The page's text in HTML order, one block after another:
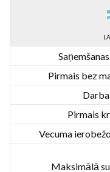
Pirmais bez
Pirmais
Vecuma
Maksimālā